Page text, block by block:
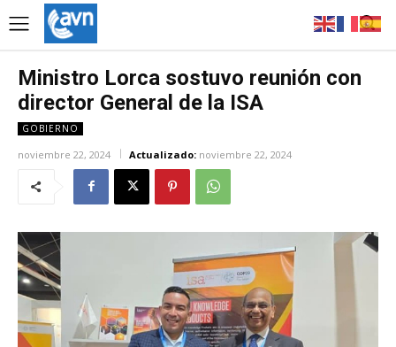
Ministro Lorca sostuvo reunión con
director General de la ISA
GOBIERNO
noviembre 22, 2024 Actualizado: noviembre 22, 2024